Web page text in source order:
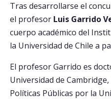
Tras desarrollarse el
el profesor Luis Garrido
cuerpo académico del
la Universidad de Chile a
El profesor Garrido es
Universidad de
Políticas Públicas por la